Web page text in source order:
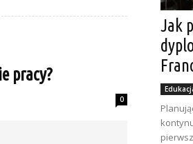
pracy?
0
Jak